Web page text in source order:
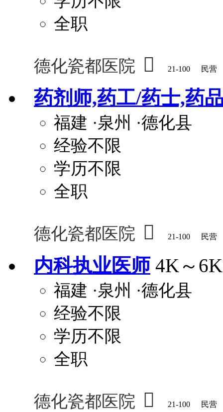
全职
德化瓷都医院  21-100 民营
药剂师,药工/药士,药
福建 ·泉州 ·德化县
经验不限
学历不限
全职
德化瓷都医院  21-100 民营
内科执业医师 4K～6K
福建 ·泉州 ·德化县
经验不限
学历不限
全职
德化瓷都医院  21-100 民营